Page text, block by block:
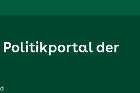
Politikportal der